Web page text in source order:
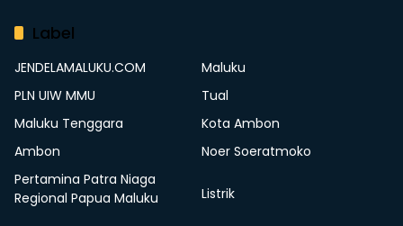
Label
JENDELAMALUKU.COM
Maluku
PLN UIW MMU
Tual
Maluku Tenggara
Kota Ambon
Ambon
Noer Soeratmoko
Pertamina Patra Niaga
Regional Papua Maluku
Listrik